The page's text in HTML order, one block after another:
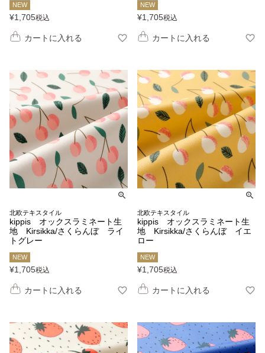
NEW
¥1,705税込
カートに入れる
NEW
¥1,705税込
カートに入れる
北欧テキスタイル
kippis オックスラミネート生
地 Kirsikka/さくらんぼ ライ
トグレー
NEW
¥1,705税込
カートに入れる
北欧テキスタイル
kippis オックスラミネート生
地 Kirsikka/さくらんぼ イエ
ロー
NEW
¥1,705税込
カートに入れる